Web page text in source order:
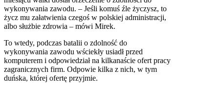
wykonywania zawodu. – Jeśli komuś źle życzysz, to
życz mu załatwienia czegoś w polskiej administracji,
albo służbie zdrowia – mówi Mirek.
To wtedy, podczas batalii o zdolność do
wykonywania zawodu wściekły usiadł przed
komputerem i odpowiedział na kilkanaście ofert pracy
zagranicznych firm. Odpowie kilka z nich, w tym
duńska, której ofertę przyjmie.